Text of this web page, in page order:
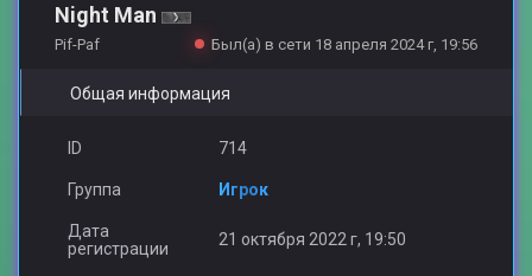
Night Man
Был(а) в сети 18 апреля 2024 г, 19:56
Pif-Paf
Общая информация
ID 714
Группа Игрок
Дата
регистрации
21 октября 2022 г, 19:50